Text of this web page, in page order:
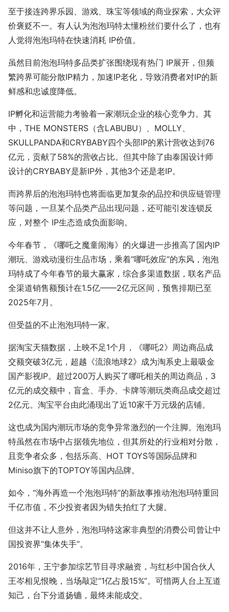
至于接连跨界乐园、游戏、珠宝等领域的商业探索，大众评
价褒贬不一。有人认为泡泡玛特太懂粉丝们要什么了，也有
人觉得泡泡玛特在快速消耗 IP价值。
虽然目前泡泡玛特多品类扩张围绕现有热门 IP展开，但频
繁跨界可能分散IP精力，加速IP老化，导致消费者对IP的新
鲜感和忠诚度降低。
IP孵化和运营能力考验着一家潮玩企业的核心竞争力。其
中，THE MONSTERS（含LABUBU）、MOLLY、
SKULLPANDA和CRYBABY四个头部IP的累计营收达到76
亿元，贡献了58%的营收占比。但其中除了由泰国设计师
设计的CRYBABY是新IP外，其他3个还是老IP。
而跨界后的泡泡玛特也将面临更加复杂的品控和供应链管理
等问题，一旦某个品类产品出现问题，还可能引发连锁反
应，对整个 IP生态造成负面影响。
今年春节，《哪吒之魔童闹海》的火爆进一步推高了国内IP
潮玩、游戏动漫衍生品市场，乘着“哪吒效应”的东风，泡泡
玛特成了今年春节的最大赢家，综合多渠道数据，联名产品
全渠道销售额预计在1.5亿——2亿元区间，预售排期已至
2025年7月。
但受益的不止泡泡玛特一家。
据淘宝天猫数据，上映不足1个月，《哪吒2》周边商品成
交额突破3亿元，超越《流浪地球2》成为淘系史上最吸金
国产影视IP。超过200万人购买了哪吒相关的周边商品，3
亿元的成交额中，盲盒、手办、卡牌等潮玩类商品成交超过
2亿元。淘宝平台由此涌现出了近10家千万元级的店铺。
这也成为国内潮玩市场的竞争异常激烈的一个注脚。泡泡玛
特虽然在市场中占据领先地位，但其所处的行业相对分散，
且竞争者众多，包括乐高、HOT TOYS等国际品牌和
Miniso旗下的TOPTOY等国内品牌。
如今，“海外再造一个泡泡玛特”的新故事推动泡泡玛特重回
千亿市值，不少投资者因为错失拍红了大腿。
但这并不让人意外，泡泡玛特这家非典型的消费公司曾让中
国投资界“集体失手”。
2016年，王宁参加综艺节目寻求融资，与红杉中国合伙人
王岑相见恨晚，当场敲定“1亿占股15%”。可惜两人台上互道
知己，台下分道扬镳，最终未能成交。